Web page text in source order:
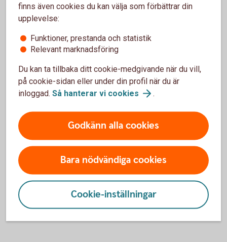
Spara och Slösa
Musikal med Spara & Slösa
En fartfylld och rolig föreställning som vill väcka barns
intresse för pengar och sparande. Passar barn från fem år
och uppåt.
finns även cookies du kan välja som förbättrar din
upplevelse:
Funktioner, prestanda och statistik
Relevant marknadsföring
Du kan ta tillbaka ditt cookie-medgivande när du vill,
på cookie-sidan eller under din profil när du är
inloggad. Så hanterar vi cookies .
Godkänn alla cookies
Bara nödvändiga cookies
Cookie-inställningar